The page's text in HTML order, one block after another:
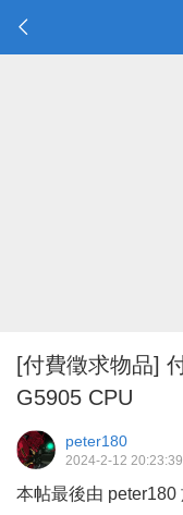
[付費徵求物品]
G5905 CPU
peter180
2024-2-12 20:23:39
本帖最後由 peter180